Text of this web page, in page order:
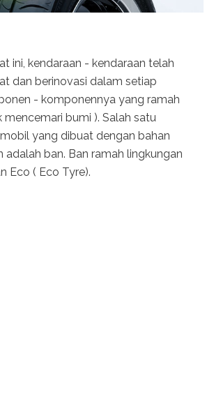
ini, kendaraan - kendaraan telah
dan berinovasi dalam setiap
- komponennya yang ramah
mencemari bumi ). Salah satu
yang dibuat dengan bahan
adalah ban. Ban ramah lingkungan
Eco ( Eco Tyre).